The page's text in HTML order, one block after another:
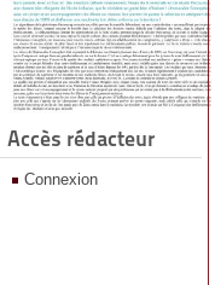
Accès rédacteur
Connexion